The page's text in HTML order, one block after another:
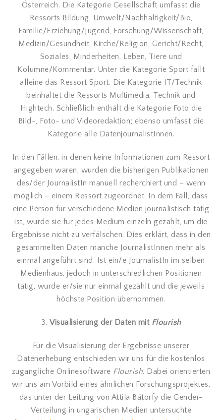
Österreich. Die Kategorie Gesellschaft umfasst die
Ressorts Bildung, Umwelt/Nachhaltigkeit/Bio,
Familie/Erziehung/Jugend, Forschung/Wissenschaft,
Medizin/Gesundheit, Kirche/Religion, Gericht/Recht,
Soziales, Minderheiten, Leben, Tiere und
Kolumne/Kommentar. Unter die Kategorie Sport fällt
alleine das Ressort Sport. Die Kategorie IT/Technik
beinhaltet die Ressorts Multimedia, Technik und
Hightech. Schließlich enthält die Kategorie Foto die
Bild-, Foto- und Videoredaktion; ebenso umfasst die
Kategorie alle DatenjournalistInnen.
In den Fällen, in denen keine Informationen zum Ressort
angegeben waren, wurden die bisherigen Publikationen
des/der JournalistIn manuell recherchiert und – wenn
möglich – einem Ressort zugeordnet. In dem Fall, dass
eine Person für verschiedene Medien journalistisch tätig
ist, wurde sie für jedes Medium einzeln gezählt, um die
Ergebnisse nicht zu verfälschen. Dies erklärt, dass in den
gesammelten Daten manche JournalistInnen mehr als
einmal angeführt sind. Ist ein/e JournalistIn im selben
Medienhaus, jedoch in unterschiedlichen Positionen
tätig, wurde er/sie nur einmal gezählt und die jeweils
höchste Position übernommen.
3. Visualisierung der Daten mit Flourish
Für die Visualisierung der Ergebnisse unserer
Datenerhebung entschieden wir uns für die kostenlos
zugängliche Onlinesoftware Flourish. Dabei orientierten
wir uns am Vorbild eines ähnlichen Forschungsprojektes,
das unter der Leitung von Attila Bátorfy die Gender-
Verteilung in ungarischen Medien untersuchte